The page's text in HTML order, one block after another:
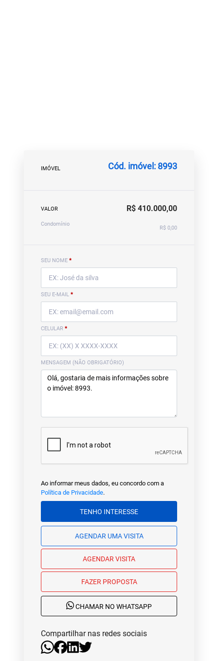
IMÓVEL Cód. imóvel: 8993
VALOR R$ 410.000,00
Condomínio
R$ 0,00
SEU NOME *
SEU E-MAIL *
CELULAR *
MENSAGEM (NÃO OBRIGATÓRIO)
Ao informar meus dados, eu concordo com a
Política de Privacidade.
TENHO INTERESSE
AGENDAR UMA VISITA
AGENDAR VISITA
FAZER PROPOSTA
CHAMAR NO WHATSAPP
Compartilhar nas redes sociais